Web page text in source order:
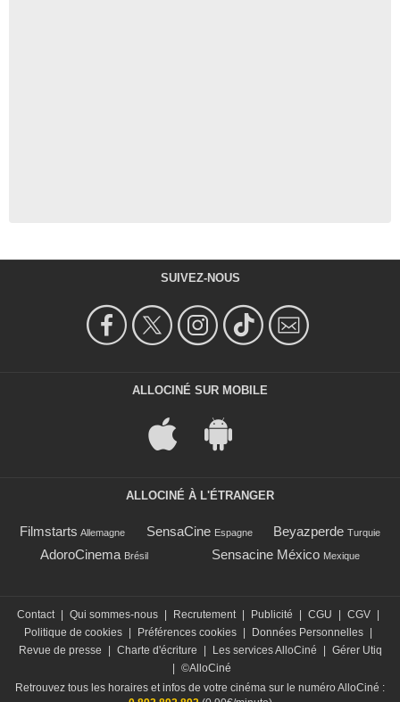
SUIVEZ-NOUS
ALLOCINÉ SUR MOBILE
ALLOCINÉ À L'ÉTRANGER
Filmstarts Allemagne SensaCine Espagne Beyazperde Turquie
AdoroCinema Brésil Sensacine México Mexique
Contact | Qui sommes-nous | Recrutement | Publicité | CGU | CGV |
Politique de cookies | Préférences cookies | Données Personnelles |
Revue de presse
| Charte d'écriture | Les services AlloCiné | Gérer Utiq
| ©AlloCiné
Retrouvez tous les horaires et infos de votre cinéma sur le numéro AlloCiné :